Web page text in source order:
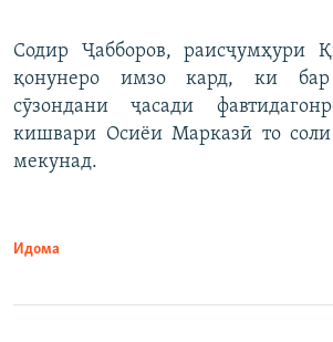
Содир Ҷабборов, раисҷумҳури
қонунеро имзо кард, ки
сӯзондани ҷасади
кишвари Осиёи Марказӣ то
мекунад.
Идома